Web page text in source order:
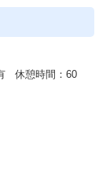
と実行等）
メント、クラ
タマネジメン
休憩時間：60